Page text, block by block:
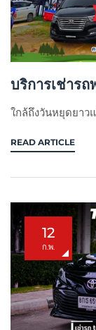
บริการเช่าร
ใกล้ถึงวันหยุดยาว
READ ARTICLE
12
ก.พ.